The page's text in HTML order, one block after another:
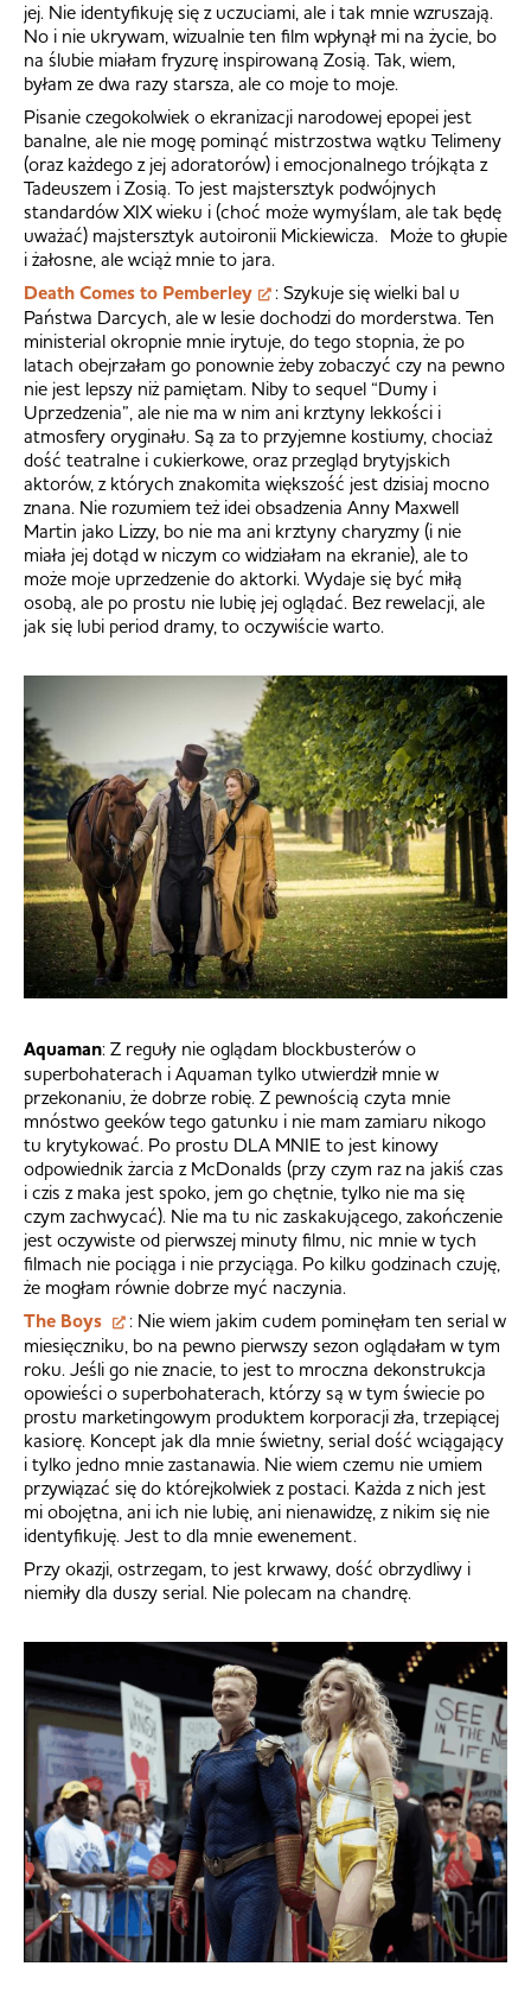
jej. Nie identyfikuję się z uczuciami, ale i tak mnie wzruszają.
No i nie ukrywam, wizualnie ten film wpłynął mi na życie, bo
na ślubie miałam fryzurę inspirowaną Zosią. Tak, wiem,
byłam ze dwa razy starsza, ale co moje to moje.
Pisanie czegokolwiek o ekranizacji narodowej epopei jest
banalne, ale nie mogę pominąć mistrzostwa wątku Telimeny
(oraz każdego z jej adoratorów) i emocjonalnego trójkąta z
Tadeuszem i Zosią. To jest majstersztyk podwójnych
standardów XIX wieku i (choć może wymyślam, ale tak będę
uważać) majstersztyk autoironii Mickiewicza. Może to głupie
i żałosne, ale wciąż mnie to jara.
Death Comes to Pemberley
: Szykuje się wielki bal u
Państwa Darcych, ale w lesie dochodzi do morderstwa. Ten
ministerial okropnie mnie irytuje, do tego stopnia, że po
latach obejrzałam go ponownie żeby zobaczyć czy na pewno
nie jest lepszy niż pamiętam. Niby to sequel “Dumy i
Uprzedzenia”, ale nie ma w nim ani krztyny lekkości i
atmosfery oryginału. Są za to przyjemne kostiumy, chociaż
dość teatralne i cukierkowe, oraz przegląd brytyjskich
aktorów, z których znakomita większość jest dzisiaj mocno
znana. Nie rozumiem też idei obsadzenia Anny Maxwell
Martin jako Lizzy, bo nie ma ani krztyny charyzmy (i nie
miała jej dotąd w niczym co widziałam na ekranie), ale to
może moje uprzedzenie do aktorki. Wydaje się być miłą
osobą, ale po prostu nie lubię jej oglądać. Bez rewelacji, ale
jak się lubi period dramy, to oczywiście warto.
Aquaman: Z reguły nie oglądam blockbusterów o
superbohaterach i Aquaman tylko utwierdził mnie w
przekonaniu, że dobrze robię. Z pewnością czyta mnie
mnóstwo geeków tego gatunku i nie mam zamiaru nikogo
tu krytykować. Po prostu DLA MNIE to jest kinowy
odpowiednik żarcia z McDonalds (przy czym raz na jakiś czas
i czis z maka jest spoko, jem go chętnie, tylko nie ma się
czym zachwycać). Nie ma tu nic zaskakującego, zakończenie
jest oczywiste od pierwszej minuty filmu, nic mnie w tych
filmach nie pociąga i nie przyciąga. Po kilku godzinach czuję,
że mogłam równie dobrze myć naczynia.
The Boys
: Nie wiem jakim cudem pominęłam ten serial w
miesięczniku, bo na pewno pierwszy sezon oglądałam w tym
roku. Jeśli go nie znacie, to jest to mroczna dekonstrukcja
opowieści o superbohaterach, którzy są w tym świecie po
prostu marketingowym produktem korporacji zła, trzepiącej
kasiorę. Koncept jak dla mnie świetny, serial dość wciągający
i tylko jedno mnie zastanawia. Nie wiem czemu nie umiem
przywiązać się do którejkolwiek z postaci. Każda z nich jest
mi obojętna, ani ich nie lubię, ani nienawidzę, z nikim się nie
identyfikuję. Jest to dla mnie ewenement.
Przy okazji, ostrzegam, to jest krwawy, dość obrzydliwy i
niemiły dla duszy serial. Nie polecam na chandrę.